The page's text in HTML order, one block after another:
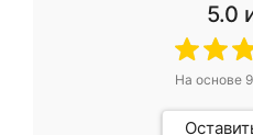
5.0
На основе